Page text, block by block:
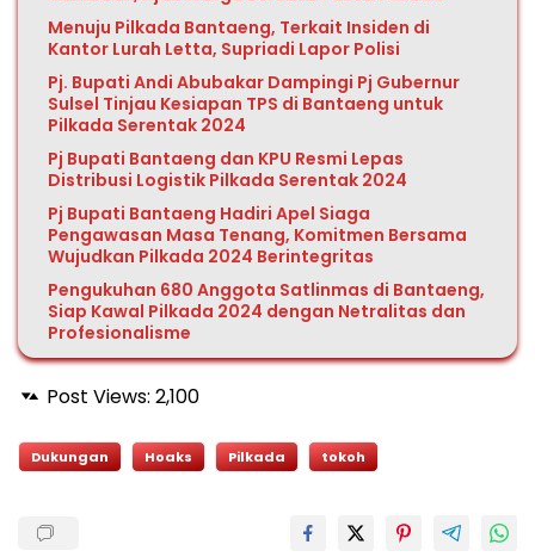
Menuju Pilkada Bantaeng, Terkait Insiden di
Kantor Lurah Letta, Supriadi Lapor Polisi
Pj. Bupati Andi Abubakar Dampingi Pj Gubernur
Sulsel Tinjau Kesiapan TPS di Bantaeng untuk
Pilkada Serentak 2024
Pj Bupati Bantaeng dan KPU Resmi Lepas
Distribusi Logistik Pilkada Serentak 2024
Pj Bupati Bantaeng Hadiri Apel Siaga
Pengawasan Masa Tenang, Komitmen Bersama
Wujudkan Pilkada 2024 Berintegritas
Pengukuhan 680 Anggota Satlinmas di Bantaeng,
Siap Kawal Pilkada 2024 dengan Netralitas dan
Profesionalisme
Post Views: 2,100
Dukungan Hoaks Pilkada tokoh